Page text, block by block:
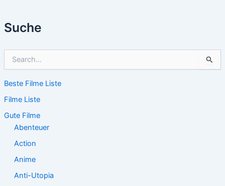
Suche
h
n
n
Beste Filme Liste
Filme Liste
Gute Filme
Abenteuer
Action
Anime
Anti-Utopia